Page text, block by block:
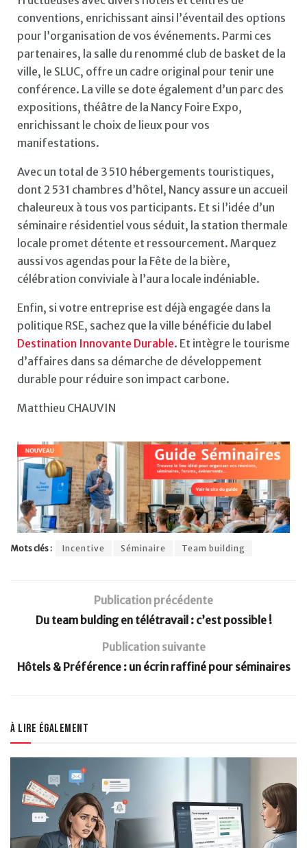
conventions, enrichissant ainsi l’éventail des options
pour l’organisation de vos événements. Parmi ces
partenaires, la salle du renommé club de basket de la
ville, le SLUC, offre un cadre original pour tenir une
conférence. La ville se dote également d’un parc des
expositions, théâtre de la Nancy Foire Expo,
enrichissant le choix de lieux pour vos
manifestations.
Avec un total de 3 510 hébergements touristiques,
dont 2 531 chambres d’hôtel, Nancy assure un accueil
chaleureux à tous vos participants. Et si l’idée d’un
séminaire résidentiel vous séduit, la station thermale
locale promet détente et ressourcement. Marquez
aussi vos agendas pour la Fête de la bière,
célébration conviviale à l’aura locale indéniable.
Enfin, si votre entreprise est déjà engagée dans la
politique RSE, sachez que la ville bénéficie du label
Destination Innovante Durable. Et intègre le tourisme
d’affaires dans sa démarche de développement
durable pour réduire son impact carbone.
Matthieu CHAUVIN
Mots clés : Incentive Séminaire Team building
Publication précédente
Du team bulding en télétravail : c’est possible !
Publication suivante
Hôtels & Préférence : un écrin raffiné pour séminaires
À lire également